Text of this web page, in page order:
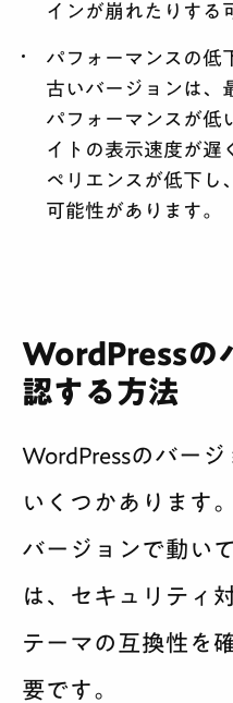
インが崩れたりする
パフォーマンスの低
古いバージョンは、
パフォーマンスが低
イトの表示速度が遅
ペリエンスが低下し
可能性があります。
WordPressの
認する方法
WordPressのバー
いくつかあります
バージョンで動い
は、セキュリティ
テーマの互換性を
要です。